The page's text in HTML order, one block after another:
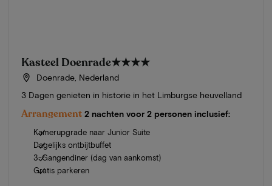
Kasteel Doenrade★★★★
Doenrade, Nederland
3 Dagen genieten in historie in het Limburgse heuvelland
Arrangement 2 nachten voor 2 personen inclusief:
Kamerupgrade naar Junior Suite
Dagelijks ontbijtbuffet
3-Gangendiner (dag van aankomst)
Gratis parkeren